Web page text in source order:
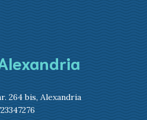
264 bis, Alexandria